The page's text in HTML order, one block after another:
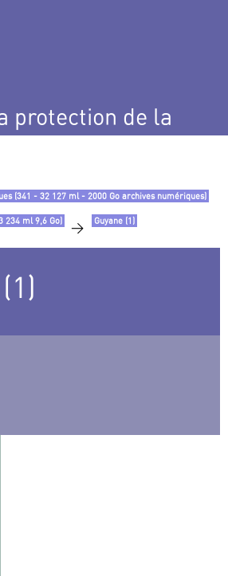
protection de la
(341 - 32 127 ml - 2000 Go archives numériques)
234 ml 9,6 Go) > Guyane (1)